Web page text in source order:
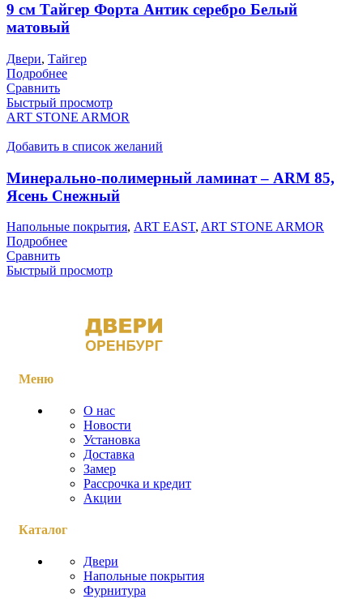
9 см Тайгер Форта Антик серебро Белый
матовый
Двери, Тайгер
Подробнее
Сравнить
Быстрый просмотр
ART STONE ARMOR
Добавить в список желаний
Минерально-полимерный ламинат – ARM 85,
Ясень Снежный
Напольные покрытия, ART EAST, ART STONE ARMOR
Подробнее
Сравнить
Быстрый просмотр
Меню
О нас
Новости
Установка
Доставка
Замер
Рассрочка и кредит
Акции
Каталог
Двери
Напольные покрытия
Фурнитура